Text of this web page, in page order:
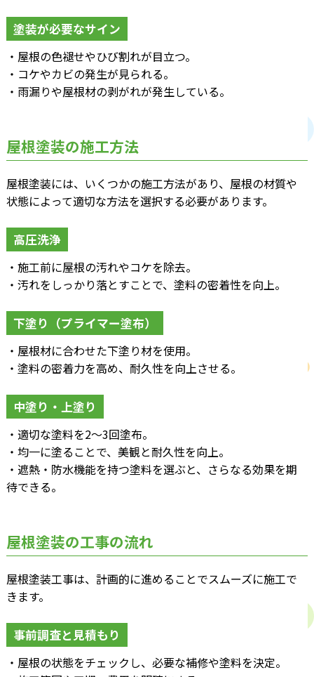
塗装が必要なサイン
・屋根の色褪せやひび割れが目立つ。
・コケやカビの発生が見られる。
・雨漏りや屋根材の剥がれが発生している。
屋根塗装の施工方法
屋根塗装には、いくつかの施工方法があり、屋根の材質や
状態によって適切な方法を選択する必要があります。
高圧洗浄
・施工前に屋根の汚れやコケを除去。
・汚れをしっかり落とすことで、塗料の密着性を向上。
下塗り（プライマー塗布）
・屋根材に合わせた下塗り材を使用。
・塗料の密着力を高め、耐久性を向上させる。
中塗り・上塗り
・適切な塗料を2～3回塗布。
・均一に塗ることで、美観と耐久性を向上。
・遮熱・防水機能を持つ塗料を選ぶと、さらなる効果を期
待できる。
屋根塗装の工事の流れ
屋根塗装工事は、計画的に進めることでスムーズに施工で
きます。
事前調査と見積もり
・屋根の状態をチェックし、必要な補修や塗料を決定。